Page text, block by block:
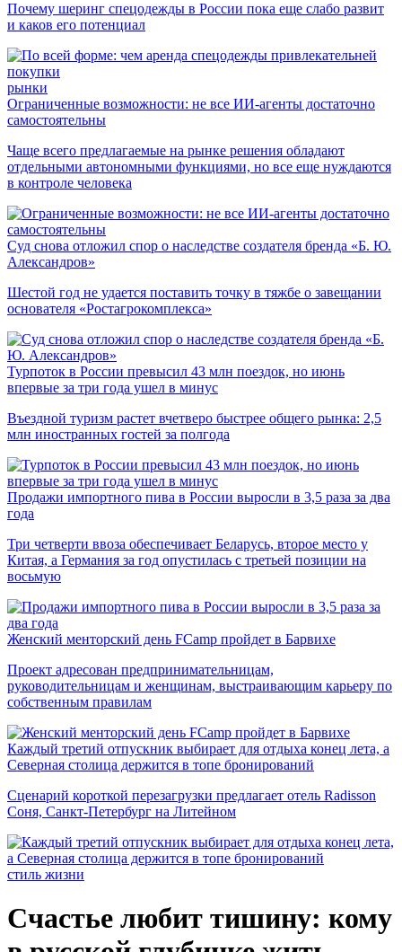
Почему шеринг спецодежды в России пока еще слабо развит
и каков его потенциал
рынки
Ограниченные возможности: не все ИИ-агенты достаточно
самостоятельны
Чаще всего предлагаемые на рынке решения обладают
отдельными автономными функциями, но все еще нуждаются
в контроле человека
Суд снова отложил спор о наследстве создателя бренда «Б. Ю.
Александров»
Шестой год не удается поставить точку в тяжбе о завещании
основателя «Ростагрокомплекса»
Турпоток в России превысил 43 млн поездок, но июнь
впервые за три года ушел в минус
Въездной туризм растет вчетверо быстрее общего рынка: 2,5
млн иностранных гостей за полгода
Продажи импортного пива в России выросли в 3,5 раза за два
года
Три четверти ввоза обеспечивает Беларусь, второе место у
Китая, а Германия за год опустилась с третьей позиции на
восьмую
Женский менторский день FCamp пройдет в Барвихе
Проект адресован предпринимательницам,
руководительницам и женщинам, выстраивающим карьеру по
собственным правилам
Каждый третий отпускник выбирает для отдыха конец лета, а
Северная столица держится в топе бронирований
Сценарий короткой перезагрузки предлагает отель Radisson
Соня, Санкт-Петербург на Литейном
стиль жизни
Счастье любит тишину: кому